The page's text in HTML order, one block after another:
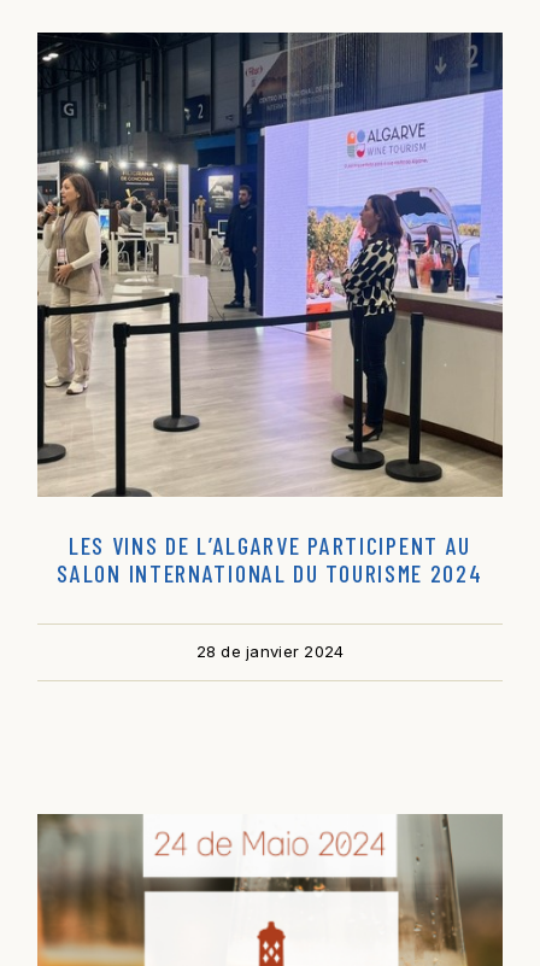
LES VINS DE L’ALGARVE PARTICIPENT AU
SALON INTERNATIONAL DU TOURISME 2024
28 de janvier 2024